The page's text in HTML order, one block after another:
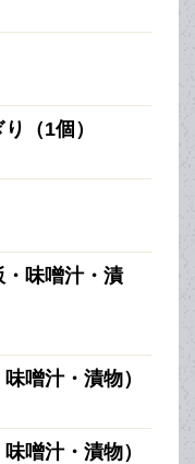
（1個）
味噌汁・漬
噌汁・漬物）
噌汁・漬物）